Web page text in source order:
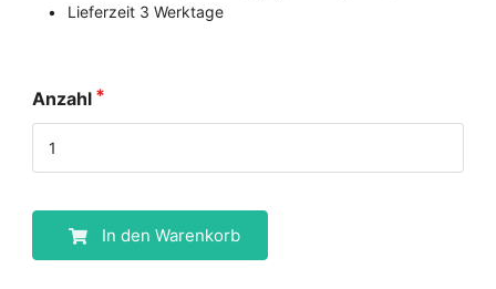
Lieferzeit 3 Werktage
Anzahl
In den Warenkorb